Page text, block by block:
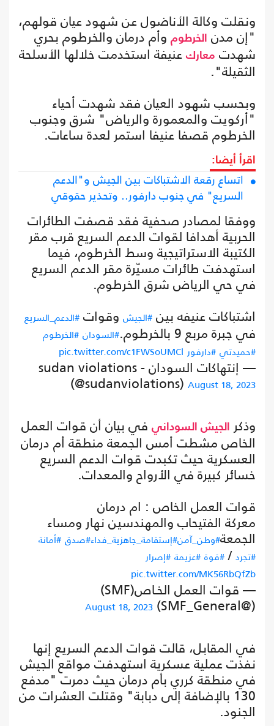
ونقلت وكالة الأناضول عن شهود عيان قولهم،
"إن مدن الخرطوم وأم درمان والخرطوم بحري
شهدت معارك عنيفة استخدمت خلالها الأسلحة
الثقيلة".
‏وبحسب شهود العيان فقد شهدت أحياء
"أركويت والمعمورة والرياض" شرق وجنوب
الخرطوم قصفا عنيفا استمر لعدة ساعات.
اقرأ أيضا:
اتساع رقعة الاشتباكات بين الجيش و"الدعم
السريع" في جنوب دارفور.. وتحذير حقوقي
ووفقا لمصادر صحفية فقد قصفت الطائرات
الحربية أهدافا لقوات الدعم السريع قرب مقر
الكتيبة الاستراتيجية وسط الخرطوم، فيما
استهدفت طائرات مسيّرة مقر الدعم السريع
في حي الرياض شرق الخرطوم.
اشتباكات عنيفه بين #الجيش وقوات #الدعم_السريع
في جبرة مربع 9 بالخرطوم. #السودان #الخرطوم
#حميدتي #دارفور pic.twitter.com/c1FWSoUMCl
— إنتهاكات السودان - sudan violations
(@sudanviolations) August 18, 2023
‏وذكر الجيش السوداني في بيان أن قوات العمل
الخاص مشطت أمس الجمعة منطقة أم درمان
العسكرية حيث تكبدت قوات الدعم السريع
خسائر كبيرة في الأرواح والمعدات.
قوات العمل الخاص : ام درمان
معركة الفتيحاب والمهندسين نهار ومساء
الجمعة#وطن_آمن#إستقامة_جاهزية_فداء#صدق #أمانة
#تجرد / #قوة #عزيمة #إصرار
pic.twitter.com/MK56RbQfZb
— قوات العمل الخـاص(SMF)
(@SMF_General)
August 18, 2023
‏في المقابل، قالت قوات الدعم السريع إنها
نفذت عملية عسكرية استهدفت مواقع الجيش
في منطقة كرري بأم درمان حيث دمرت "مدفع
130 بالإضافة إلى دبابة" وقتلت العشرات من
الجنود.